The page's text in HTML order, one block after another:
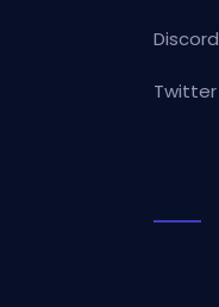
Discord
Twitter